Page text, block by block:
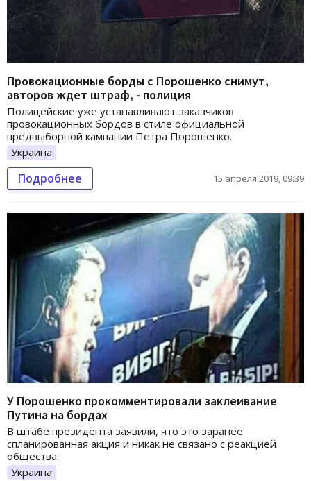
Провокационные борды с Порошенко снимут,
авторов ждет штраф, - полиция
Полицейские уже устанавливают заказчиков
провокационных бордов в стиле официальной
предвыборной кампании Петра Порошенко.
Украина
Подробнее 15 апреля 2019, 09:39
У Порошенко прокомментировали заклеивание
Путина на бордах
В штабе президента заявили, что это заранее
спланированная акция и никак не связано с реакцией
общества.
Украина